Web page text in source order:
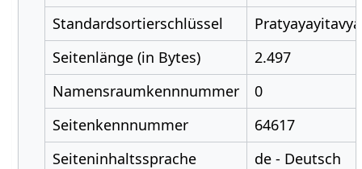
Standardsortierschlüssel
Pratyayayitavya
Seitenlänge (in Bytes)
2.497
Namensraumkennnummer
0
Seitenkennnummer
64617
Seiteninhaltssprache
de - Deutsch